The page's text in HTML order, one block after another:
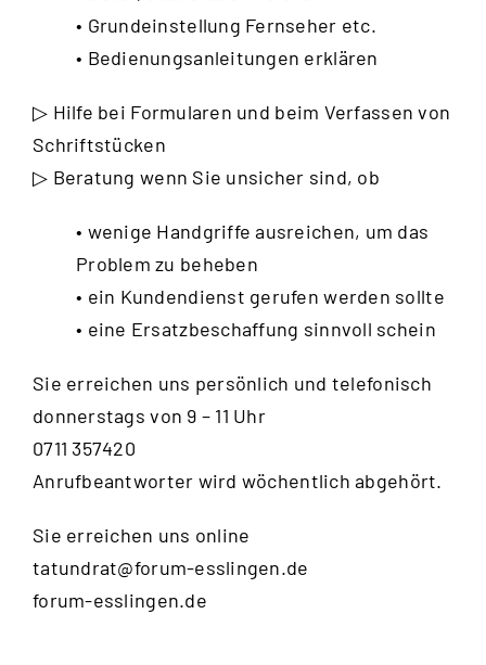
• Grundeinstellung Fernseher etc.
• Bedienungsanleitungen erklären
▷ Hilfe bei Formularen und beim Verfassen von
Schriftstücken
▷ Beratung wenn Sie unsicher sind, ob
• wenige Handgriffe ausreichen, um das
Problem zu beheben
• ein Kundendienst gerufen werden sollte
• eine Ersatzbeschaffung sinnvoll schein
Sie erreichen uns persönlich und telefonisch
donnerstags von 9 – 11 Uhr
0711 357420
Anrufbeantworter wird wöchentlich abgehört.
Sie erreichen uns online
tatundrat@forum-esslingen.de
forum-esslingen.de